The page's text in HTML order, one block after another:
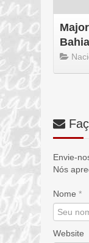
Envie-
Nós
Nome *
Website